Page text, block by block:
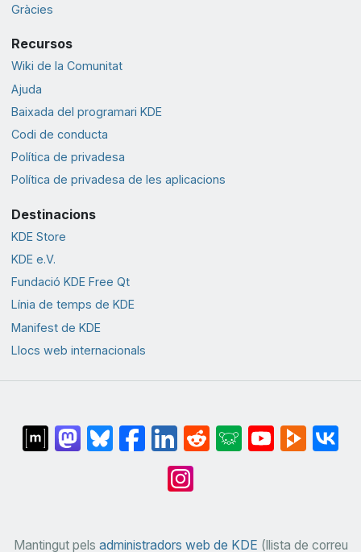
Gràcies
Recursos
Wiki de la Comunitat
Ajuda
Baixada del programari KDE
Codi de conducta
Política de privadesa
Política de privadesa de les aplicacions
Destinacions
KDE Store
KDE e.V.
Fundació KDE Free Qt
Línia de temps de KDE
Manifest de KDE
Llocs web internacionals
Mantingut pels administradors web de KDE (llista de correu